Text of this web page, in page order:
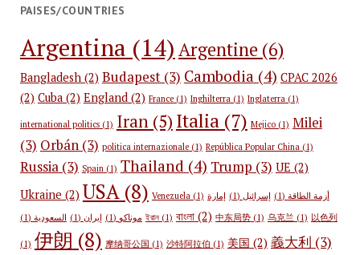
PAISES/COUNTRIES
Argentina (14) Argentine(6)
Bangladesh(2) Budapest(3) Cambodia (4) CPAC 2026
(2) Cuba(2) England(2) France(1) Inghilterra (1) Inglaterra (1)
international politics(1) Iran(5) Italia(7) Mejico(1) Milei
(3) Orbán(3) politica internazionale(1) República Popular China (1)
Russia(3) Spain (1) Thailand (4) Trump (3) UE (2)
Ukraine (2) USA(8) Venezuela (1) أزمة الطاقة (1) إسرائيل (1)
إمارة
موناكو (1) إيران (1) السعودية (1) ইরান(1) বাংলা(2) 中东局势(1) 乌克兰 (1) 以色列
(1) 伊朗 (8) 摩纳哥公国 (1) 沙特阿拉伯 (1) 美国 (2) 義大利 (3)